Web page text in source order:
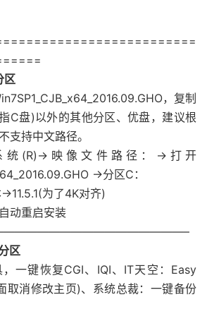
区
，复制
C盘)以外的其他分区、优盘，建议根
支持中文路径。
(R)→映像文件路径：→打开
→分区C：
为了4K对齐)
动重启安装
区
一键恢复CGI、IQI、IT天空：Easy
取消修改主页)、系统总裁：一键备份